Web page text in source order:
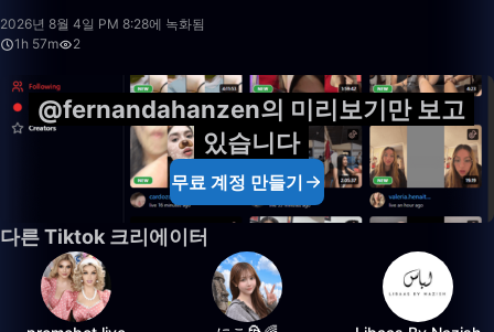
2026년 8월 4일 PM 8:28에 녹화됨
1h 57m
2
@fernandahanzen의 미리보기만 보고
있습니다
무료 계정 만들기
다른 Tiktok 크리에이터